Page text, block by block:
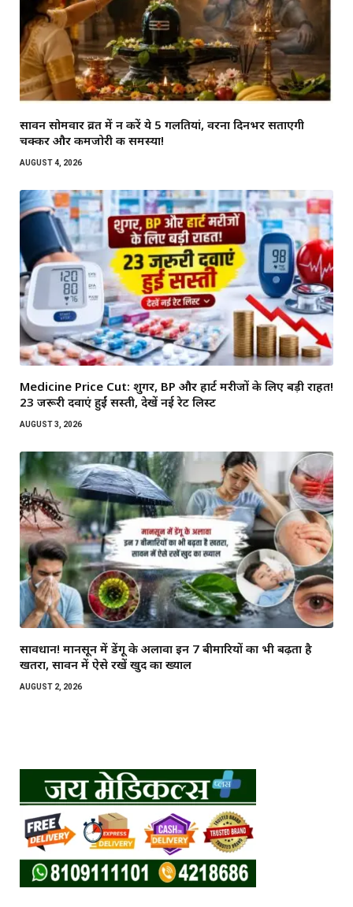
सावन सोमवार व्रत में न करें ये 5 गलतियां, वरना दिनभर सताएगी
चक्कर और कमजोरी की समस्या!
AUGUST 4, 2026
Medicine Price Cut: शुगर, BP और हार्ट मरीजों के लिए बड़ी राहत!
23 जरूरी दवाएं हुईं सस्ती, देखें नई रेट लिस्ट
AUGUST 3, 2026
सावधान! मानसून में डेंगू के अलावा इन 7 बीमारियों का भी बढ़ता है
खतरा, सावन में ऐसे रखें खुद का ख्याल
AUGUST 2, 2026